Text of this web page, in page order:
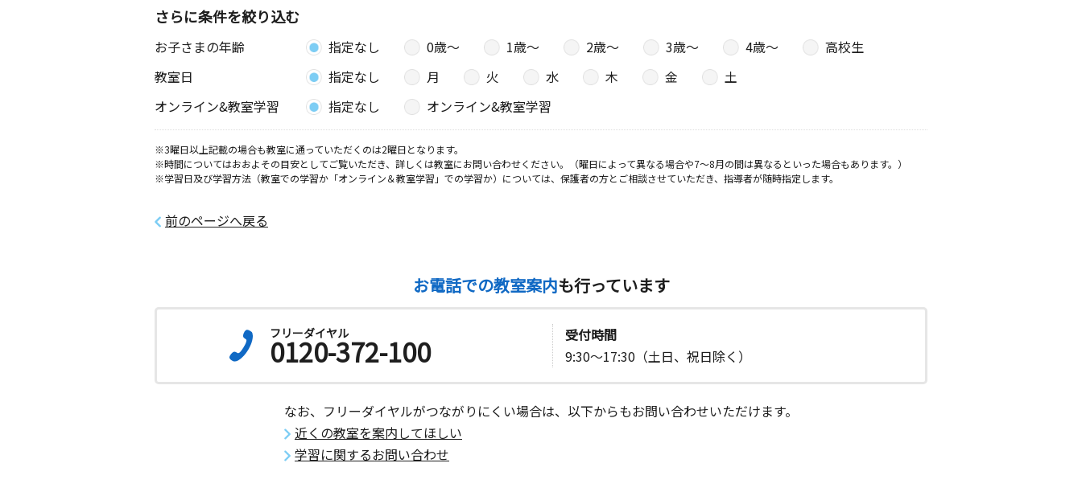
さらに条件を絞り込む
お子さまの年齢 指定なし 0歳〜 1歳〜 2歳〜 3歳〜 4歳〜
高校生
教室日
指定なし 月 火 水 木 金
土
オンライン&教室学習
指定なし オンライン&教室学習
※3曜日以上記載の場合も教室に通っていただくのは2曜日となります。
※時間についてはおおよその目安としてご覧いただき、詳しくは教室にお問い合わせください。（曜日によって異なる場合や7～8月の間は異なるといった場合もあります。）
※学習日及び学習方法（教室での学習か「オンライン＆教室学習」での学習か）については、保護者の方とご相談させていただき、指導者が随時指定します。
前のページへ戻る
お電話での教室案内も行っています
フリーダイヤル
0120-372-100
受付時間
9:30～17:30（土日、祝日除く）
なお、フリーダイヤルがつながりにくい場合は、以下からもお問い合わせいただけます。
近くの教室を案内してほしい
学習に関するお問い合わせ